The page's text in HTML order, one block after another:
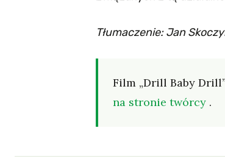
Tłumaczenie: Jan
Film „Drill Baby
na stronie twórcy .